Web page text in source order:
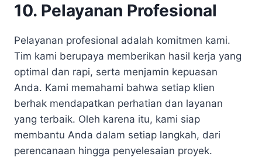
10. Pelayanan Profesional
Pelayanan profesional adalah komitmen kami.
Tim kami berupaya memberikan hasil kerja yang
optimal dan rapi, serta menjamin kepuasan
Anda. Kami memahami bahwa setiap klien
berhak mendapatkan perhatian dan layanan
yang terbaik. Oleh karena itu, kami siap
membantu Anda dalam setiap langkah, dari
perencanaan hingga penyelesaian proyek.